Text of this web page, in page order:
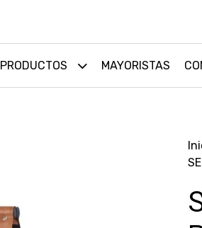
PRODUCTOS MAYORISTAS